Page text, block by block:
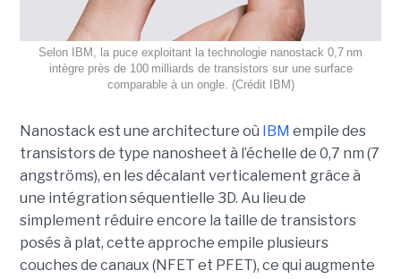
Selon IBM, la puce exploitant la technologie nanostack 0,7 nm
intègre près de 100 milliards de transistors sur une surface
comparable à un ongle. (Crédit IBM)
Nanostack est une architecture où IBM empile des
transistors de type nanosheet à l’échelle de 0,7 nm (7
angströms), en les décalant verticalement grâce à
une intégration séquentielle 3D. Au lieu de
simplement réduire encore la taille de transistors
posés à plat, cette approche empile plusieurs
couches de canaux (NFET et PFET), ce qui augmente